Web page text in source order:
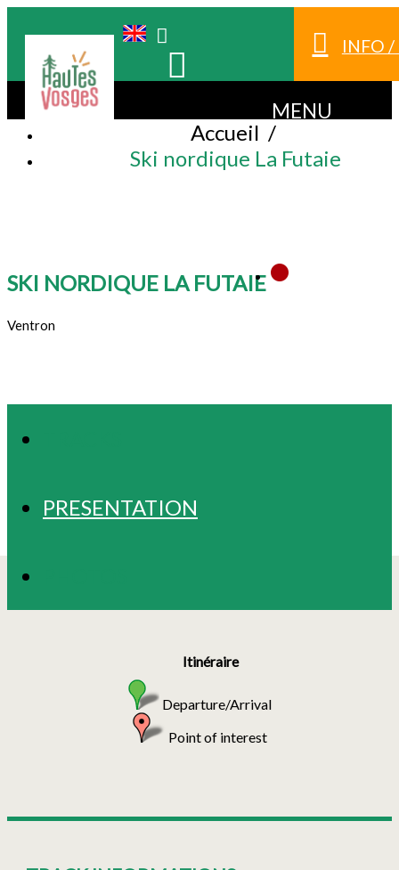
INFO
MENU
Accueil /
Ski nordique La Futaie
SKI NORDIQUE LA FUTAIE
Ventron
PRESENTATION
Itinéraire
Departure/Arrival
Point of interest